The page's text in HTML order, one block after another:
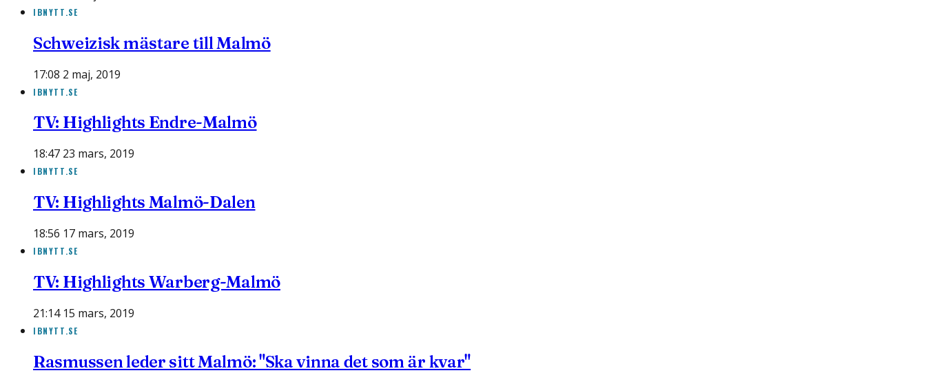
IBNYTT.SE
Schweizisk mästare till Malmö
17:08 2 maj, 2019
IBNYTT.SE
TV: Highlights Endre-Malmö
18:47 23 mars, 2019
IBNYTT.SE
TV: Highlights Malmö-Dalen
18:56 17 mars, 2019
IBNYTT.SE
TV: Highlights Warberg-Malmö
21:14 15 mars, 2019
IBNYTT.SE
Rasmussen leder sitt Malmö: "Ska vinna det som är kvar"